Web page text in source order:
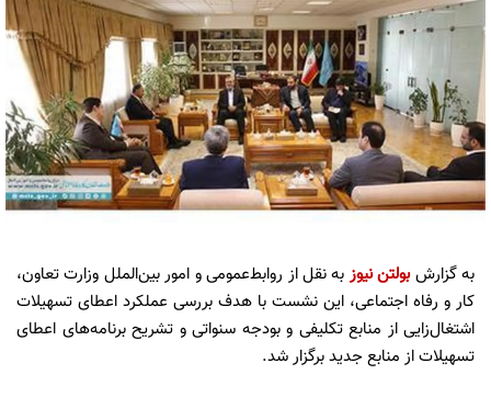
به گزارشبولتن نیوز به نقل از روابط‌عمومی و امور بین‌الملل وزارت تعاون،
کار و رفاه اجتماعی، این نشست با هدف بررسی عملکرد اعطای تسهیلات
اشتغال‌زایی از منابع تکلیفی و بودجه سنواتی و تشریح برنامه‌های اعطای
تسهیلات از منابع جدید برگزار شد.